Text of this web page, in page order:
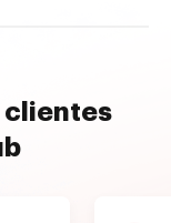
clientes